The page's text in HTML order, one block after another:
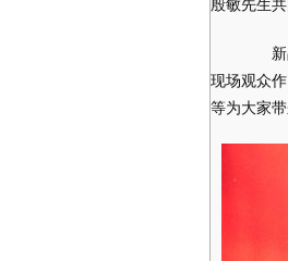
殷敏先生
新品
现场观众
等为大家